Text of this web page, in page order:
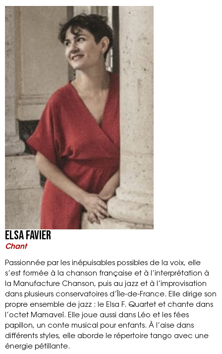
ElsA Favier
Chant
Passionnée par les inépuisables possibles de la voix, elle
s’est formée à la chanson française et à l’interprétation à
la Manufacture Chanson, puis au jazz et à l’improvisation
dans plusieurs conservatoires d’Île-de-France. Elle dirige son
propre ensemble de jazz : le Elsa F. Quartet et chante dans
l’octet Mamaveï. Elle joue aussi dans Léo et les fées
papillon, un conte musical pour enfants. À l’aise dans
différents styles, elle aborde le répertoire tango avec une
énergie pétillante.